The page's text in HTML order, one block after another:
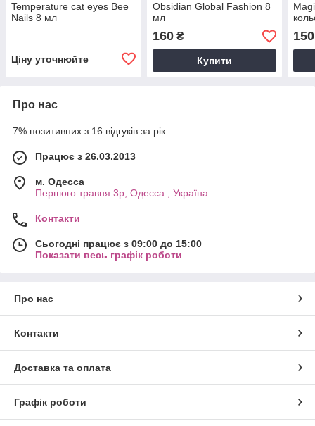
Temperature cat eyes Bee
Nails 8 мл
Ціну уточнюйте
Obsidian Global Fashion 8
мл
160₴
Купити
150
Про нас
7% позитивних з 16 відгуків за рік
Працює з 26.03.2013
м. Одесса
Першого травня 3р, Одесса , Україна
Контакти
Сьогодні працює з 09:00 до 15:00
Показати весь графік роботи
Про нас
Контакти
Доставка та оплата
Графік роботи